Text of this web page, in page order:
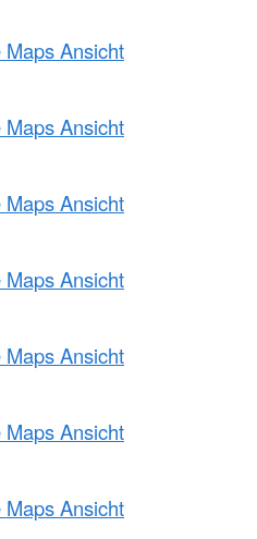
Ansicht
Ansicht
Ansicht
Ansicht
Ansicht
Ansicht
Ansicht